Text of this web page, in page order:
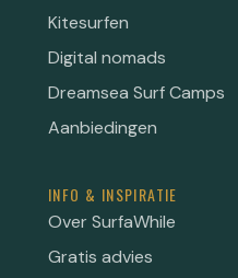
Kitesurfen
Digital nomads
Dreamsea Surf Camps
Aanbiedingen
INFO & INSPIRATIE
Over SurfaWhile
Gratis advies